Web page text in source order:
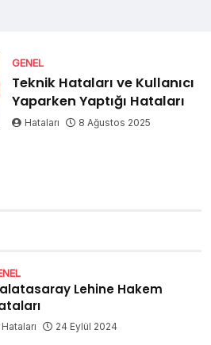
GENEL
Teknik Hataları ve Kullanıcı
Yaparken Yaptığı Hataları
Hataları 8 Ağustos 2025
Lehine Hakem
Hataları 24 Eylül 2024